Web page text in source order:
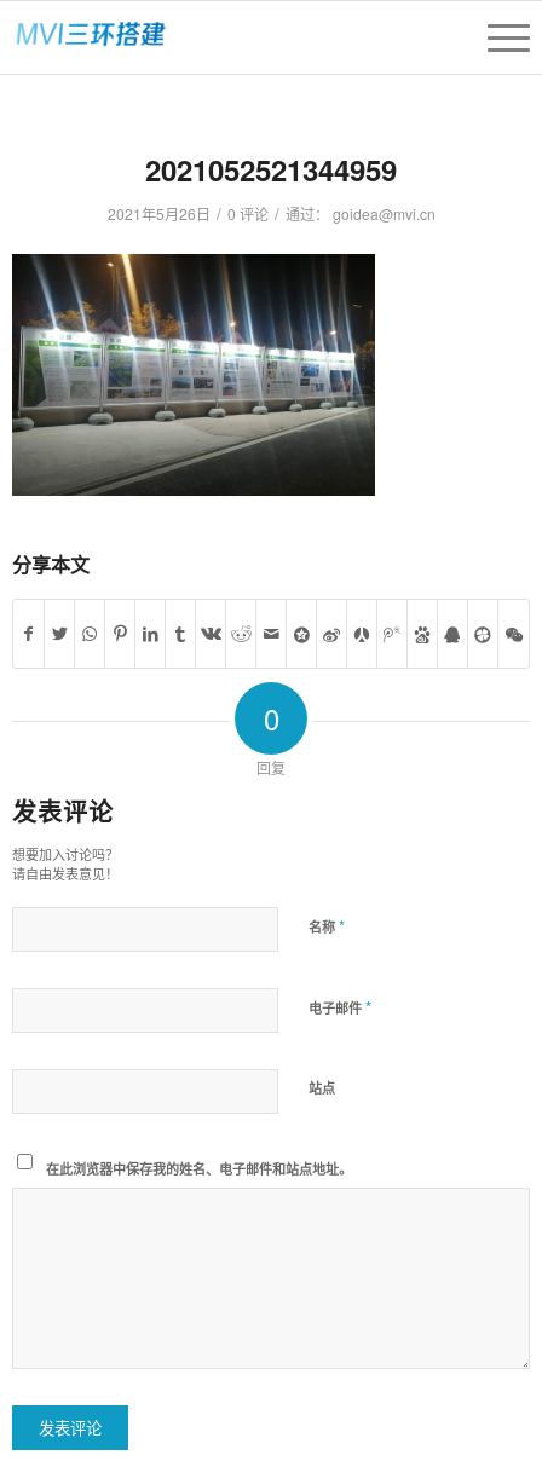
2021052521344959
2021年5月26日 / 0 评论 / 通过： goidea@mvi.cn
分享本文
0
回复
发表评论
想要加入讨论吗？
请自由发表意见！
名称 *
电子邮件 *
站点
在此浏览器中保存我的姓名、电子邮件和站点地址。